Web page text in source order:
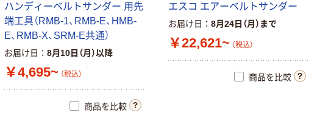
ハンディーベルトサンダー 用先
端工具（RMB-1、RMB-E、HMB-
E、RMB-X、SRM-E共通）
お届け日 8月10日（月）以降
￥4,695~ （税込）
商品を比較
エスコ エアーベルトサンダー
お届け日 8月24日（月）まで
￥22,621~ （税込）
商品を比較